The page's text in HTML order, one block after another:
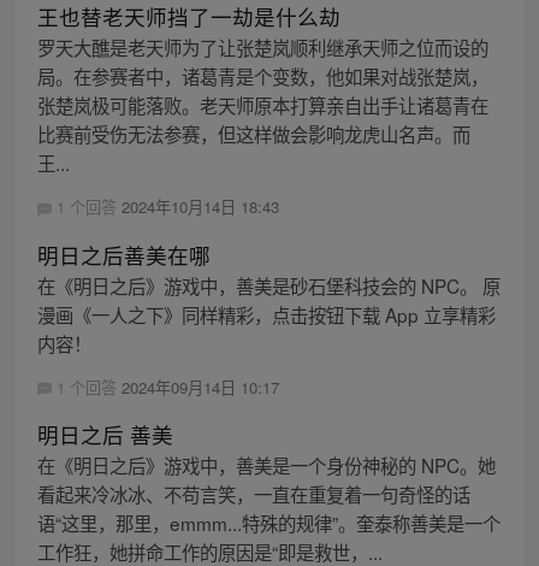
王也替老天师挡了一劫是什么劫
罗天大醮是老天师为了让张楚岚顺利继承天师之位而设的
局。在参赛者中，诸葛青是个变数，他如果对战张楚岚，
张楚岚极可能落败。老天师原本打算亲自出手让诸葛青在
比赛前受伤无法参赛，但这样做会影响龙虎山名声。而
王...
1 个回答 2024年10月14日 18:43
明日之后善美在哪
在《明日之后》游戏中，善美是砂石堡科技会的 NPC。 原
漫画《一人之下》同样精彩，点击按钮下载 App 立享精彩
内容！
1 个回答 2024年09月14日 10:17
明日之后 善美
在《明日之后》游戏中，善美是一个身份神秘的 NPC。她
看起来冷冰冰、不苟言笑，一直在重复着一句奇怪的话
语“这里，那里，emmm...特殊的规律”。奎泰称善美是一个
工作狂，她拼命工作的原因是“即是救世，...